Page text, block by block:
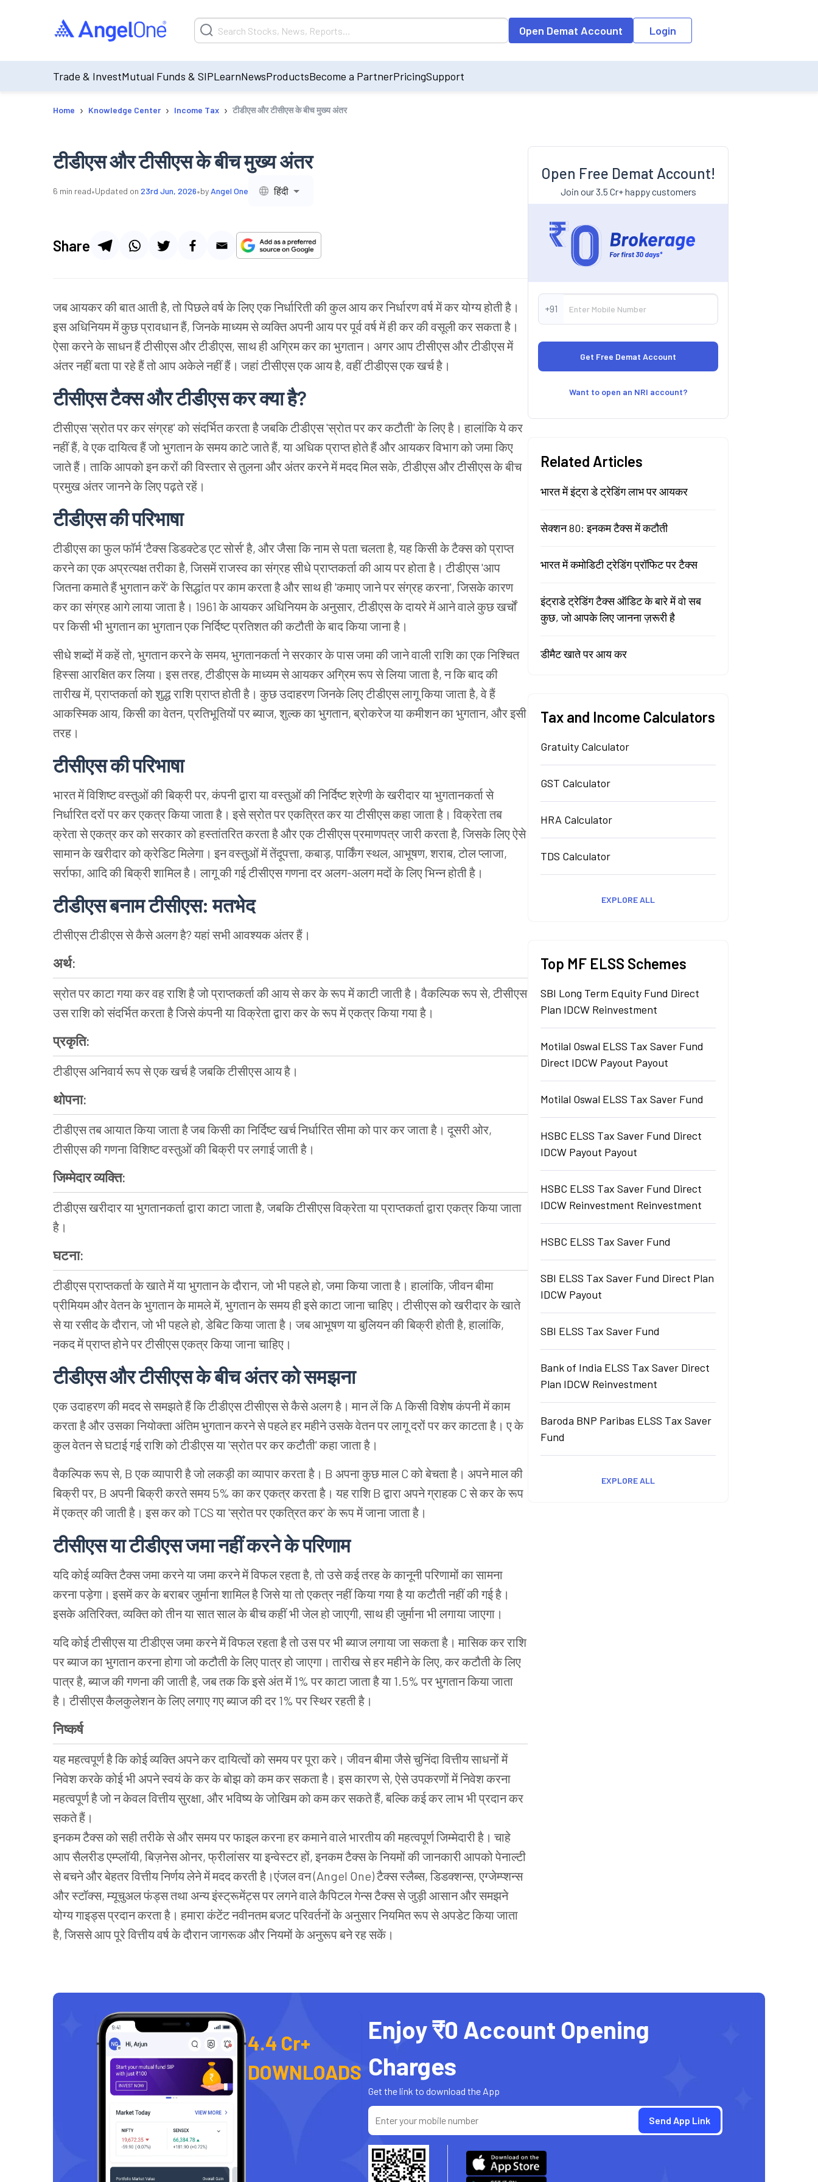
Open Demat Account Login
Trade & InvestMutual Funds & SIPLearnNewsProductsBecome a PartnerPricingSupport
Home › Knowledge Center › Income Tax › टीडीएस और टीसीएस के बीच मुख्य अंतर
टीडीएस और टीसीएस के बीच मुख्य अंतर
6 min read•Updated on 23rd Jun, 2026•by Angel One हिंदी
Share
जब आयकर की बात आती है, तो पिछले वर्ष के लिए एक निर्धारिती की कुल आय कर निर्धारण वर्ष में कर योग्य होती है।
इस अधिनियम में कुछ प्रावधान हैं, जिनके माध्यम से व्यक्ति अपनी आय पर पूर्व वर्ष में ही कर की वसूली कर सकता है।
ऐसा करने के साधन हैं टीसीएस और टीडीएस, साथ ही अग्रिम कर का भुगतान। अगर आप टीसीएस और टीडीएस में
अंतर नहीं बता पा रहे हैं तो आप अकेले नहीं हैं। जहां टीसीएस एक आय है, वहीं टीडीएस एक खर्च है।
टीसीएस टैक्स और टीडीएस कर क्या है?
टीसीएस 'स्रोत पर कर संग्रह' को संदर्भित करता है जबकि टीडीएस 'स्रोत पर कर कटौती' के लिए है। हालांकि ये कर
नहीं हैं, वे एक दायित्व हैं जो भुगतान के समय काटे जाते हैं, या अधिक प्राप्त होते हैं और आयकर विभाग को जमा किए
जाते हैं। ताकि आपको इन करों की विस्तार से तुलना और अंतर करने में मदद मिल सके, टीडीएस और टीसीएस के बीच
प्रमुख अंतर जानने के लिए पढ़ते रहें।
टीडीएस की परिभाषा
टीडीएस का फुल फॉर्म 'टैक्स डिडक्टेड एट सोर्स' है, और जैसा कि नाम से पता चलता है, यह किसी के टैक्स को प्राप्त
करने का एक अप्रत्यक्ष तरीका है, जिसमें राजस्व का संग्रह सीधे प्राप्तकर्ता की आय पर होता है। टीडीएस 'आप
जितना कमाते हैं भुगतान करें' के सिद्धांत पर काम करता है और साथ ही 'कमाए जाने पर संग्रह करना', जिसके कारण
कर का संग्रह आगे लाया जाता है। 1961 के आयकर अधिनियम के अनुसार, टीडीएस के दायरे में आने वाले कुछ खर्चों
पर किसी भी भुगतान का भुगतान एक निर्दिष्ट प्रतिशत की कटौती के बाद किया जाना है।
सीधे शब्दों में कहें तो, भुगतान करने के समय, भुगतानकर्ता ने सरकार के पास जमा की जाने वाली राशि का एक निश्चित
हिस्सा आरक्षित कर लिया। इस तरह, टीडीएस के माध्यम से आयकर अग्रिम रूप से लिया जाता है, न कि बाद की
तारीख में, प्राप्तकर्ता को शुद्ध राशि प्राप्त होती है। कुछ उदाहरण जिनके लिए टीडीएस लागू किया जाता है, वे हैं
आकस्मिक आय, किसी का वेतन, प्रतिभूतियों पर ब्याज, शुल्क का भुगतान, ब्रोकरेज या कमीशन का भुगतान, और इसी
तरह।
टीसीएस की परिभाषा
भारत में विशिष्ट वस्तुओं की बिक्री पर, कंपनी द्वारा या वस्तुओं की निर्दिष्ट श्रेणी के खरीदार या भुगतानकर्ता से
निर्धारित दरों पर कर एकत्र किया जाता है। इसे स्रोत पर एकत्रित कर या टीसीएस कहा जाता है। विक्रेता तब
क्रेता से एकत्र कर को सरकार को हस्तांतरित करता है और एक टीसीएस प्रमाणपत्र जारी करता है, जिसके लिए ऐसे
सामान के खरीदार को क्रेडिट मिलेगा। इन वस्तुओं में तेंदूपत्ता, कबाड़, पार्किंग स्थल, आभूषण, शराब, टोल प्लाजा,
सर्राफा, आदि की बिक्री शामिल है। लागू की गई टीसीएस गणना दर अलग-अलग मदों के लिए भिन्न होती है।
टीडीएस बनाम टीसीएस: मतभेद
टीसीएस टीडीएस से कैसे अलग है? यहां सभी आवश्यक अंतर हैं।
अर्थ:
स्रोत पर काटा गया कर वह राशि है जो प्राप्तकर्ता की आय से कर के रूप में काटी जाती है। वैकल्पिक रूप से, टीसीएस
उस राशि को संदर्भित करता है जिसे कंपनी या विक्रेता द्वारा कर के रूप में एकत्र किया गया है।
प्रकृति:
टीडीएस अनिवार्य रूप से एक खर्च है जबकि टीसीएस आय है।
थोपना:
टीडीएस तब आयात किया जाता है जब किसी का निर्दिष्ट खर्च निर्धारित सीमा को पार कर जाता है। दूसरी ओर,
टीसीएस की गणना विशिष्ट वस्तुओं की बिक्री पर लगाई जाती है।
जिम्मेदार व्यक्ति:
टीडीएस खरीदार या भुगतानकर्ता द्वारा काटा जाता है, जबकि टीसीएस विक्रेता या प्राप्तकर्ता द्वारा एकत्र किया जाता
है।
घटना:
टीडीएस प्राप्तकर्ता के खाते में या भुगतान के दौरान, जो भी पहले हो, जमा किया जाता है। हालांकि, जीवन बीमा
प्रीमियम और वेतन के भुगतान के मामले में, भुगतान के समय ही इसे काटा जाना चाहिए। टीसीएस को खरीदार के खाते
से या रसीद के दौरान, जो भी पहले हो, डेबिट किया जाता है। जब आभूषण या बुलियन की बिक्री होती है, हालांकि,
नकद में प्राप्त होने पर टीसीएस एकत्र किया जाना चाहिए।
टीडीएस और टीसीएस के बीच अंतर को समझना
एक उदाहरण की मदद से समझते हैं कि टीडीएस टीसीएस से कैसे अलग है। मान लें कि A किसी विशेष कंपनी में काम
करता है और उसका नियोक्ता अंतिम भुगतान करने से पहले हर महीने उसके वेतन पर लागू दरों पर कर काटता है। ए के
कुल वेतन से घटाई गई राशि को टीडीएस या 'स्रोत पर कर कटौती' कहा जाता है।
वैकल्पिक रूप से, B एक व्यापारी है जो लकड़ी का व्यापार करता है। B अपना कुछ माल C को बेचता है। अपने माल की
बिक्री पर, B अपनी बिक्री करते समय 5% का कर एकत्र करता है। यह राशि B द्वारा अपने ग्राहक C से कर के रूप
में एकत्र की जाती है। इस कर को TCS या 'स्रोत पर एकत्रित कर' के रूप में जाना जाता है।
टीसीएस या टीडीएस जमा नहीं करने के परिणाम
यदि कोई व्यक्ति टैक्स जमा करने या जमा करने में विफल रहता है, तो उसे कई तरह के कानूनी परिणामों का सामना
करना पड़ेगा। इसमें कर के बराबर जुर्माना शामिल है जिसे या तो एकत्र नहीं किया गया है या कटौती नहीं की गई है।
इसके अतिरिक्त, व्यक्ति को तीन या सात साल के बीच कहीं भी जेल हो जाएगी, साथ ही जुर्माना भी लगाया जाएगा।
यदि कोई टीसीएस या टीडीएस जमा करने में विफल रहता है तो उस पर भी ब्याज लगाया जा सकता है। मासिक कर राशि
पर ब्याज का भुगतान करना होगा जो कटौती के लिए पात्र हो जाएगा। तारीख से हर महीने के लिए, कर कटौती के लिए
पात्र है, ब्याज की गणना की जाती है, जब तक कि इसे अंत में 1% पर काटा जाता है या 1.5% पर भुगतान किया जाता
है। टीसीएस कैलकुलेशन के लिए लगाए गए ब्याज की दर 1% पर स्थिर रहती है।
निष्कर्ष
यह महत्वपूर्ण है कि कोई व्यक्ति अपने कर दायित्वों को समय पर पूरा करे। जीवन बीमा जैसे चुनिंदा वित्तीय साधनों में
निवेश करके कोई भी अपने स्वयं के कर के बोझ को कम कर सकता है। इस कारण से, ऐसे उपकरणों में निवेश करना
महत्वपूर्ण है जो न केवल वित्तीय सुरक्षा, और भविष्य के जोखिम को कम कर सकते हैं, बल्कि कई कर लाभ भी प्रदान कर
सकते हैं।
इनकम टैक्स को सही तरीके से और समय पर फाइल करना हर कमाने वाले भारतीय की महत्वपूर्ण जिम्मेदारी है। चाहे
आप सैलरीड एम्प्लॉयी, बिज़नेस ओनर, फ्रीलांसर या इन्वेस्टर हों, इनकम टैक्स के नियमों की जानकारी आपको पेनाल्टी
से बचने और बेहतर वित्तीय निर्णय लेने में मदद करती है।एंजल वन (Angel One) टैक्स स्लैब्स, डिडक्शन्स, एग्जेम्प्शन्स
और स्टॉक्स, म्यूचुअल फंड्स तथा अन्य इंस्ट्रूमेंट्स पर लगने वाले कैपिटल गेन्स टैक्स से जुड़ी आसान और समझने
योग्य गाइड्स प्रदान करता है। हमारा कंटेंट नवीनतम बजट परिवर्तनों के अनुसार नियमित रूप से अपडेट किया जाता
है, जिससे आप पूरे वित्तीय वर्ष के दौरान जागरूक और नियमों के अनुरूप बने रह सकें।
Open Free Demat Account!
Join our 3.5 Cr+ happy customers
+91
Want to open an NRI account?
Related Articles
भारत में इंट्रा डे ट्रेडिंग लाभ पर आयकर
सेक्शन 80: इनकम टैक्स में कटौती
भारत में कमोडिटी ट्रेडिंग प्रॉफिट पर टैक्स
इंट्राडे ट्रेडिंग टैक्स ऑडिट के बारे में वो सब
कुछ, जो आपके लिए जानना ज़रूरी है
डीमैट खाते पर आय कर
Tax and Income Calculators
Gratuity Calculator
GST Calculator
HRA Calculator
TDS Calculator
EXPLORE ALL
Top MF ELSS Schemes
SBI Long Term Equity Fund Direct
Plan IDCW Reinvestment
Motilal Oswal ELSS Tax Saver Fund
Direct IDCW Payout Payout
Motilal Oswal ELSS Tax Saver Fund
HSBC ELSS Tax Saver Fund Direct
IDCW Payout Payout
HSBC ELSS Tax Saver Fund Direct
IDCW Reinvestment Reinvestment
HSBC ELSS Tax Saver Fund
SBI ELSS Tax Saver Fund Direct Plan
IDCW Payout
SBI ELSS Tax Saver Fund
Bank of India ELSS Tax Saver Direct
Plan IDCW Reinvestment
Baroda BNP Paribas ELSS Tax Saver
Fund
EXPLORE ALL
4.4 Cr+
DOWNLOADS
Enjoy ₹0 Account Opening
Charges
Get the link to download the App